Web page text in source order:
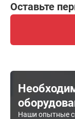
Оставьте
Наши опытные